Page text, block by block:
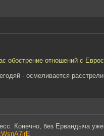
обострение отношений с
- осмеливается
Конечно, без Ервандыча уже